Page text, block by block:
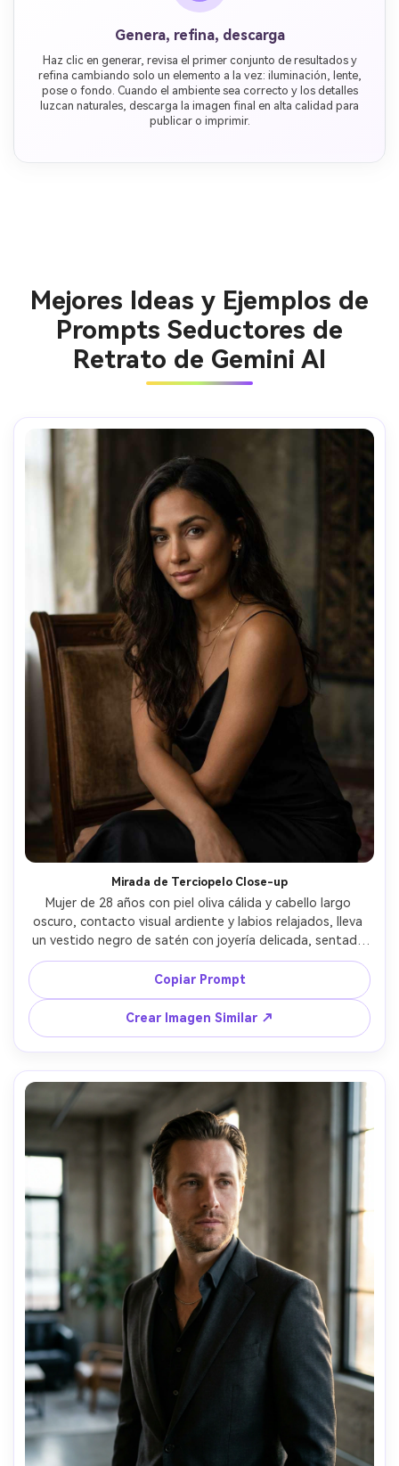
Genera, refina, descarga
Haz clic en generar, revisa el primer conjunto de resultados y
refina cambiando solo un elemento a la vez: iluminación, lente,
pose o fondo. Cuando el ambiente sea correcto y los detalles
luzcan naturales, descarga la imagen final en alta calidad para
publicar o imprimir.
Mejores Ideas y Ejemplos de
Prompts Seductores de
Retrato de Gemini AI
Mirada de Terciopelo Close-up
Mujer de 28 años con piel oliva cálida y cabello largo
oscuro, contacto visual ardiente y labios relajados, lleva
un vestido negro de satén con joyería delicada, sentada
en una silla vintage en un set de estudio con ambiente,
luz suave de ventana con relleno sutil, profundidad de
campo f/1.4 de 85mm, encuadre close-up cerrado,
ambiente íntimo y seguro, textura fotorealista de la piel,
sombras naturales, gradación editorial de color, enfoque
ultra nítido, alta resolución --ar 4:5
Copiar Prompt
Crear Imagen Similar ↗